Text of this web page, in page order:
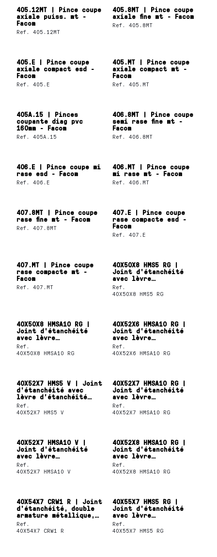
405.12MT | Pince coupe
axiale puiss. mt -
Facom
Ref.405.12MT
405.8MT | Pince coupe
axiale fine mt - Facom
Ref. 405.8MT
405.E | Pince coupe
axiale compact esd -
Facom
Ref.405.E
405.MT | Pince coupe
axiale compact mt -
Facom
Ref. 405.MT
405A.15 | Pinces
coupante diag pvc
160mm - Facom
Ref.405A.15
406.8MT | Pince coupe
semi rase fine mt -
Facom
Ref. 406.8MT
406.E | Pince coupe mi
rase esd - Facom
Ref.406.E
406.MT | Pince coupe
mi rase mt - Facom
Ref. 406.MT
407.8MT | Pince coupe
rase fine mt - Facom
Ref.407.8MT
407.E | Pince coupe
rase compacte esd -
Facom
Ref. 407.E
407.MT | Pince coupe
rase compacte mt -
Facom
Ref.407.MT
40X50X8 HMS5 RG |
Joint d'étanchéité
avec lèvre
d'étanchéité unique
SKF
Ref.
40X50X8 HMS5 RG
40X50X8 HMSA10 RG |
Joint d'étanchéité
avec lèvre
d'étanchéité unique
SKF
Ref.
40X50X8 HMSA10 RG
40X52X6 HMSA10 RG |
Joint d'étanchéité
avec lèvre
d'étanchéité unique
SKF
Ref.
40X52X6 HMSA10 RG
40X52X7 HMS5 V | Joint
d'étanchéité avec
lèvre d'étanchéité
unique SKF
Ref.
40X52X7 HMS5 V
40X52X7 HMSA10 RG |
Joint d'étanchéité
avec lèvre
d'étanchéité unique
SKF
Ref.
40X52X7 HMSA10 RG
40X52X7 HMSA10 V |
Joint d'étanchéité
avec lèvre
d'étanchéité unique
SKF
Ref.
40X52X7 HMSA10 V
40X52X8 HMSA10 RG |
Joint d'étanchéité
avec lèvre
d'étanchéité unique
SKF
Ref.
40X52X8 HMSA10 RG
40X54X7 CRW1 R | Joint
d'étanchéité, double
armature métallique,
lèvre SKF Wave
Ref.
40X54X7 CRW1 R
40X55X7 HMS5 RG |
Joint d'étanchéité
avec lèvre
d'étanchéité unique
SKF
Ref.
40X55X7 HMS5 RG